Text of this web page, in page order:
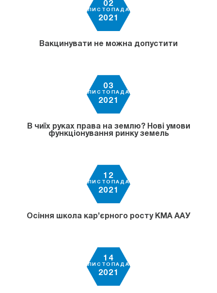
02
ЛИСТОПАДА
2021
Вакцинувати не можна допустити
03
ЛИСТОПАДА
2021
В чиїх руках права на землю? Нові умови
функціонування ринку земель
12
ЛИСТОПАДА
2021
Осіння школа кар’єрного росту КМА ААУ
14
ЛИСТОПАДА
2021